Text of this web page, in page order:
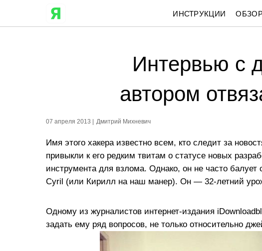
ИНСТРУКЦИИ
Интервью с
автором
07 апреля 2013 | Дмитрий Михневич
Имя этого хакера известно всем, кто следит за
привыкли к его редким твитам о статусе новых
инструмента для взлома. Однако, он не часто
Cyril (или Кирилл на наш манер). Он — 32-летний
Одному из журналистов интернет-издания
задать ему ряд вопросов, не только относительно